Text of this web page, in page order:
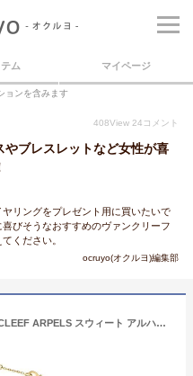
ム マイページ
ョンを含みます
408View 24 コメント
やブレスレットなど女性が喜
リングをプレゼント用に買いたいで
びそうなおすすめのヴァンクリーフ
ください。
ocruyo(オクルヨ)編集部
ヴァンクリーフ&アーペル VAN CLEEF ARPELS スウィート アルハンブラ ブレスレット VCARF68800 新品 ジュエリー ブランドジュエリー